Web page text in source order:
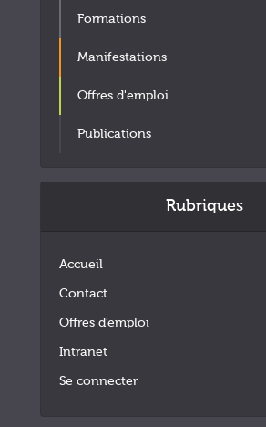
Formations
Manifestations
Offres d'emploi
Publications
Rubriques
Accueil
Contact
Offres d’emploi
Intranet
Se connecter